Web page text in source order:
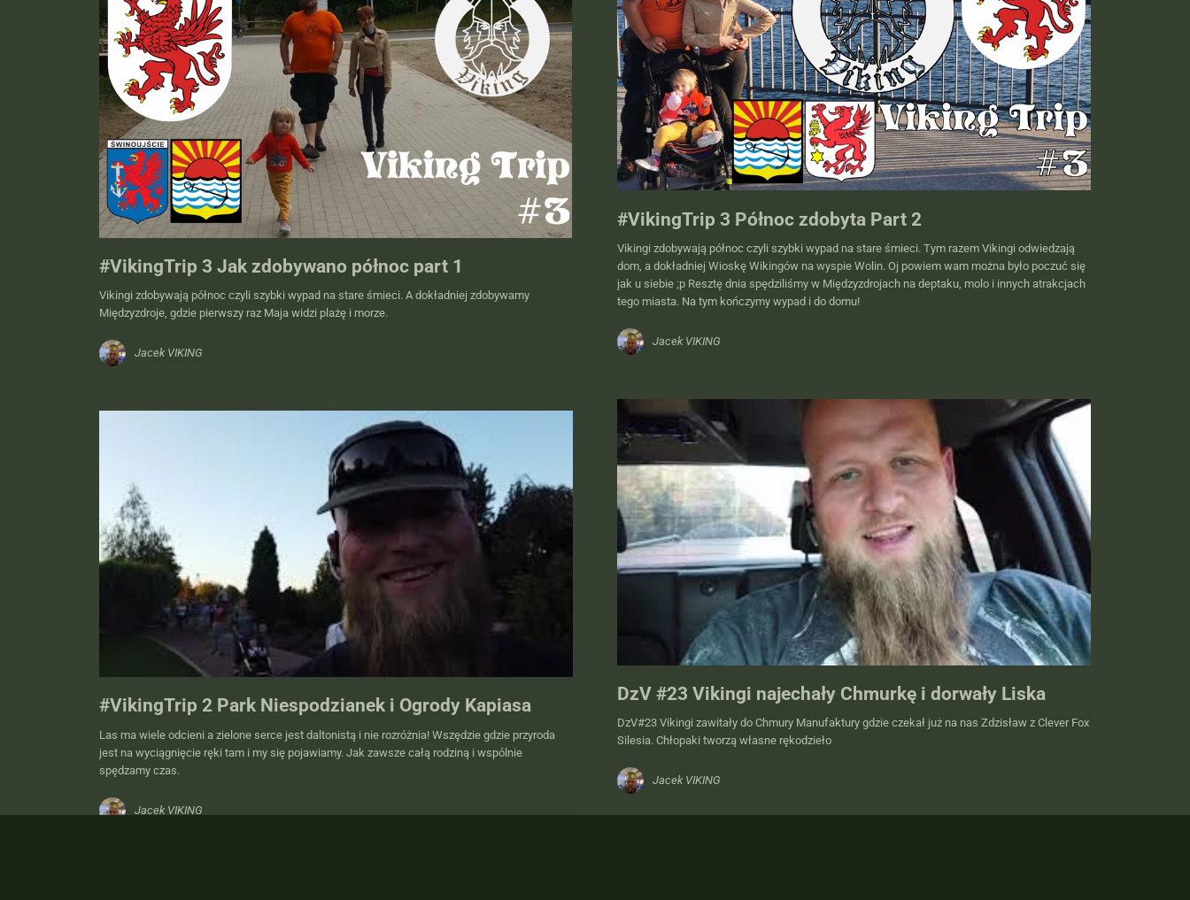
#VikingTrip 3 Północ zdobyta Part 2
Vikingi zdobywają północ czyli szybki wypad na stare śmieci. Tym razem Vikingi odwiedzają
dom, a dokładniej Wioskę Wikingów na wyspie Wolin. Oj powiem wam można było poczuć się
jak u siebie ;p Resztę dnia spędziliśmy w Międzyzdrojach na deptaku, molo i innych atrakcjach
tego miasta. Na tym kończymy wypad i do domu!
Jacek VIKING
#VikingTrip 3 Jak zdobywano północ part 1
Vikingi zdobywają północ czyli szybki wypad na stare śmieci. A dokładniej zdobywamy
Międzyzdroje, gdzie pierwszy raz Maja widzi plażę i morze.
Jacek VIKING
DzV #23 Vikingi najechały Chmurkę i dorwały Liska
DzV#23 Vikingi zawitały do Chmury Manufaktury gdzie czekał już na nas Zdzisław z Clever Fox
Silesia. Chłopaki tworzą własne rękodzieło
Jacek VIKING
#VikingTrip 2 Park Niespodzianek i Ogrody Kapiasa
Las ma wiele odcieni a zielone serce jest daltonistą i nie rozróżnia! Wszędzie gdzie przyroda
jest na wyciągnięcie ręki tam i my się pojawiamy. Jak zawsze całą rodziną i wspólnie
spędzamy czas.
Jacek VIKING